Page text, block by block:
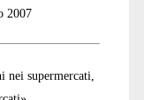
2007
supermercati,